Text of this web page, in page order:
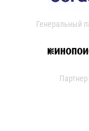
Генеральный
Партнер